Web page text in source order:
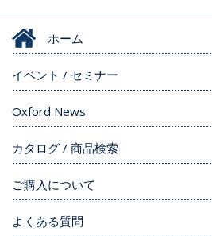
ホーム
イベント / セミナー
Oxford News
カタログ / 商品検索
ご購入について
よくある質問